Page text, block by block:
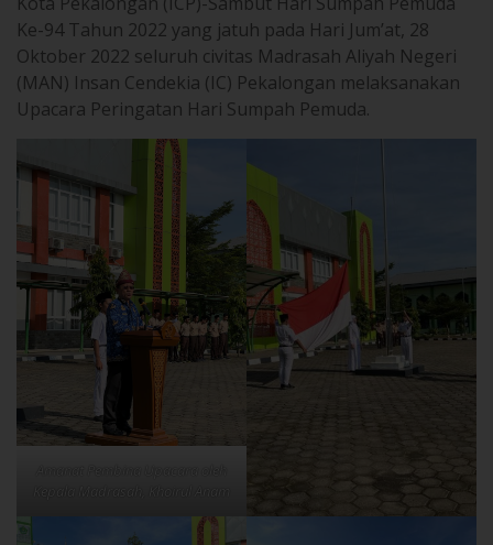
Oktober 2022 seluruh civitas Madrasah Aliyah Negeri
(MAN) Insan Cendekia (IC) Pekalongan melaksanakan
Upacara Peringatan Hari Sumpah Pemuda.
Amanat Pembina Upacara oleh
Kepala Madrasah, Khoirul Anam